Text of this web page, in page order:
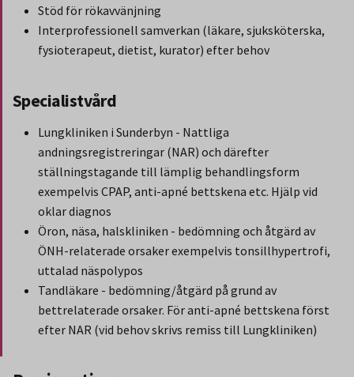
Stöd för rökavvänjning
Interprofessionell samverkan (läkare, sjuksköterska,
fysioterapeut, dietist, kurator) efter behov
Specialistvård
Lungkliniken i Sunderbyn - Nattliga
andningsregistreringar (NAR) och därefter
ställningstagande till lämplig behandlingsform
exempelvis CPAP, anti-apné bettskena etc. Hjälp vid
oklar diagnos
Öron, näsa, halskliniken - bedömning och åtgärd av
ÖNH-relaterade orsaker exempelvis tonsillhypertrofi,
uttalad näspolypos
Tandläkare - bedömning/åtgärd på grund av
bettrelaterade orsaker. För anti-apné bettskena först
efter NAR (vid behov skrivs remiss till Lungkliniken)